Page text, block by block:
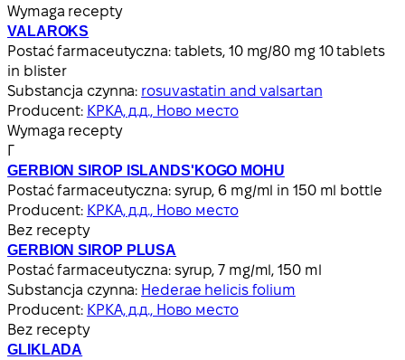
Wymaga recepty
VALAROKS
Postać farmaceutyczna: tablets, 10 mg/80 mg 10 tablets
in blister
Substancja czynna: rosuvastatin and valsartan
Producent: КРКА, д.д., Ново место
Wymaga recepty
Г
GERBION SIROP ISLANDS'KOGO MOHU
Postać farmaceutyczna: syrup, 6 mg/ml in 150 ml bottle
Producent: КРКА, д.д., Ново место
Bez recepty
GERBION SIROP PLUSA
Postać farmaceutyczna: syrup, 7 mg/ml, 150 ml
Substancja czynna: Hederae helicis folium
Producent: КРКА, д.д., Ново место
Bez recepty
GLIKLADA